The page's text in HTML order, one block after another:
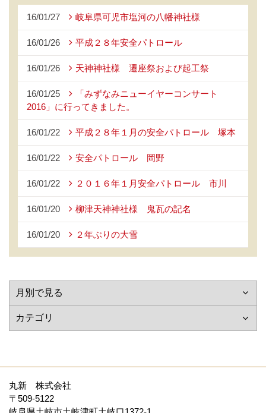
16/01/27 岐阜県可児市塩河の八幡神社様
16/01/26 平成２８年安全パトロール
16/01/26 天神神社様 遷座祭および起工祭
16/01/25
「みずなみニューイヤーコンサート
2016」に行ってきました。
16/01/22 平成２８年１月の安全パトロール 塚本
16/01/22 安全パトロール 岡野
16/01/22 ２０１６年１月安全パトロール 市川
16/01/20 柳津天神神社様 鬼瓦の記名
16/01/20 ２年ぶりの大雪
丸新 株式会社
〒509-5122